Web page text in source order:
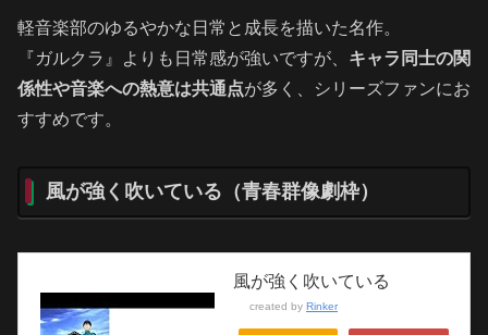
軽音楽部のゆるやかな日常と成長を描いた名作。
『ガルクラ』よりも日常感が強いですが、 キャラ同士の関
係性や音楽への熱意は共通点が多く、シリーズファンにお
すすめです。
風が強く吹いている（青春群像劇枠）
風が強く吹いている
created by Rinker